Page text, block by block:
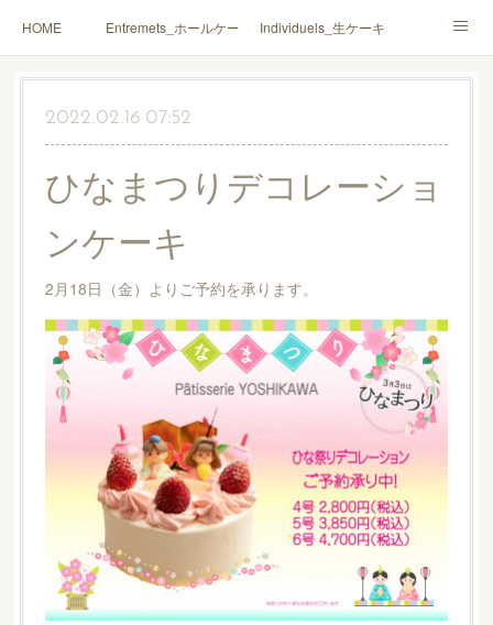
HOME Entremets_ホールケーキ Individuels_生ケーキ
Gâteaux secs_焼菓子 Coffrets Cadeaux_詰合せ
2022.02.16 07:52
ひなまつりデコレーショ
ンケーキ
2月18日（金）よりご予約を承ります。